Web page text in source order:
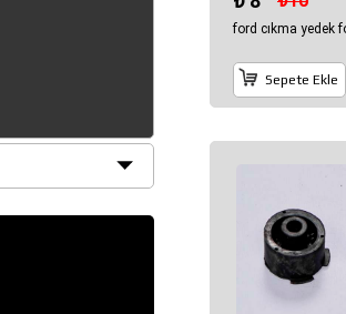
ford cıkma yedek
Sepete Ekle